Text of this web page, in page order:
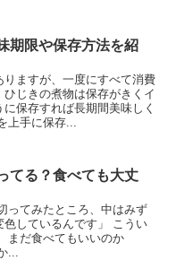
期限や保存方法を紹
ますが、一度にすべて消費
じきの煮物は保存がきくイ
保存すれば長期間美味しく
上手に保存...
てる？食べても大丈
ってみたところ、中はみず
しているんです」 こうい
まだ食べてもいいのか
...